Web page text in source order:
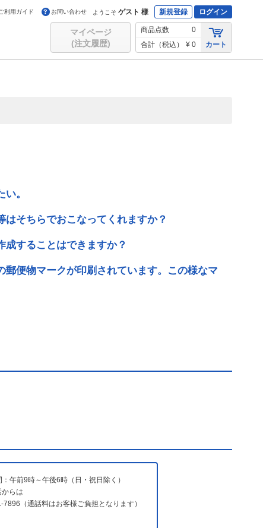
ご利用ガイド お問い合わせ ようこそ ゲスト 様 新規登録 ログイン
マイページ
(注文履歴)
商品点数
0
合計（税込）
¥ 0 カート
。
そちらでおこなってくれますか？
することはできますか？
便物マークが印刷されています。この様なマ
午前9時～午後6時（日・祝日除く）
らは
7896（通話料はお客様ご負担となります）